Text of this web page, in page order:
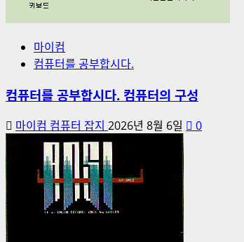
마이컴
컴퓨터를 공부합시다.
컴퓨터를 공부합시다. 컴퓨터의 구성
마이컴 컴퓨터 잡지 2026년 8월 6일 0